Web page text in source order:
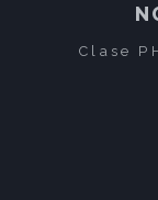
Clase